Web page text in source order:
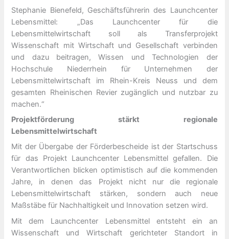
Stephanie Bienefeld, Geschäftsführerin des Launchcenter
Lebensmittel: „Das Launchcenter für die
Lebensmittelwirtschaft soll als Transferprojekt
Wissenschaft mit Wirtschaft und Gesellschaft verbinden
und dazu beitragen, Wissen und Technologien der
Hochschule Niederrhein für Unternehmen der
Lebensmittelwirtschaft im Rhein-Kreis Neuss und dem
gesamten Rheinischen Revier zugänglich und nutzbar zu
machen.“
Projektförderung stärkt regionale
Lebensmittelwirtschaft
Mit der Übergabe der Förderbescheide ist der Startschuss
für das Projekt Launchcenter Lebensmittel gefallen. Die
Verantwortlichen blicken optimistisch auf die kommenden
Jahre, in denen das Projekt nicht nur die regionale
Lebensmittelwirtschaft stärken, sondern auch neue
Maßstäbe für Nachhaltigkeit und Innovation setzen wird.
Mit dem Launchcenter Lebensmittel entsteht ein an
Wissenschaft und Wirtschaft gerichteter Standort in